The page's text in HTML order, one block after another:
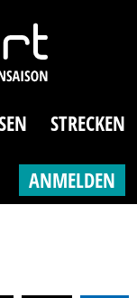
STRECKEN
ANMELDEN